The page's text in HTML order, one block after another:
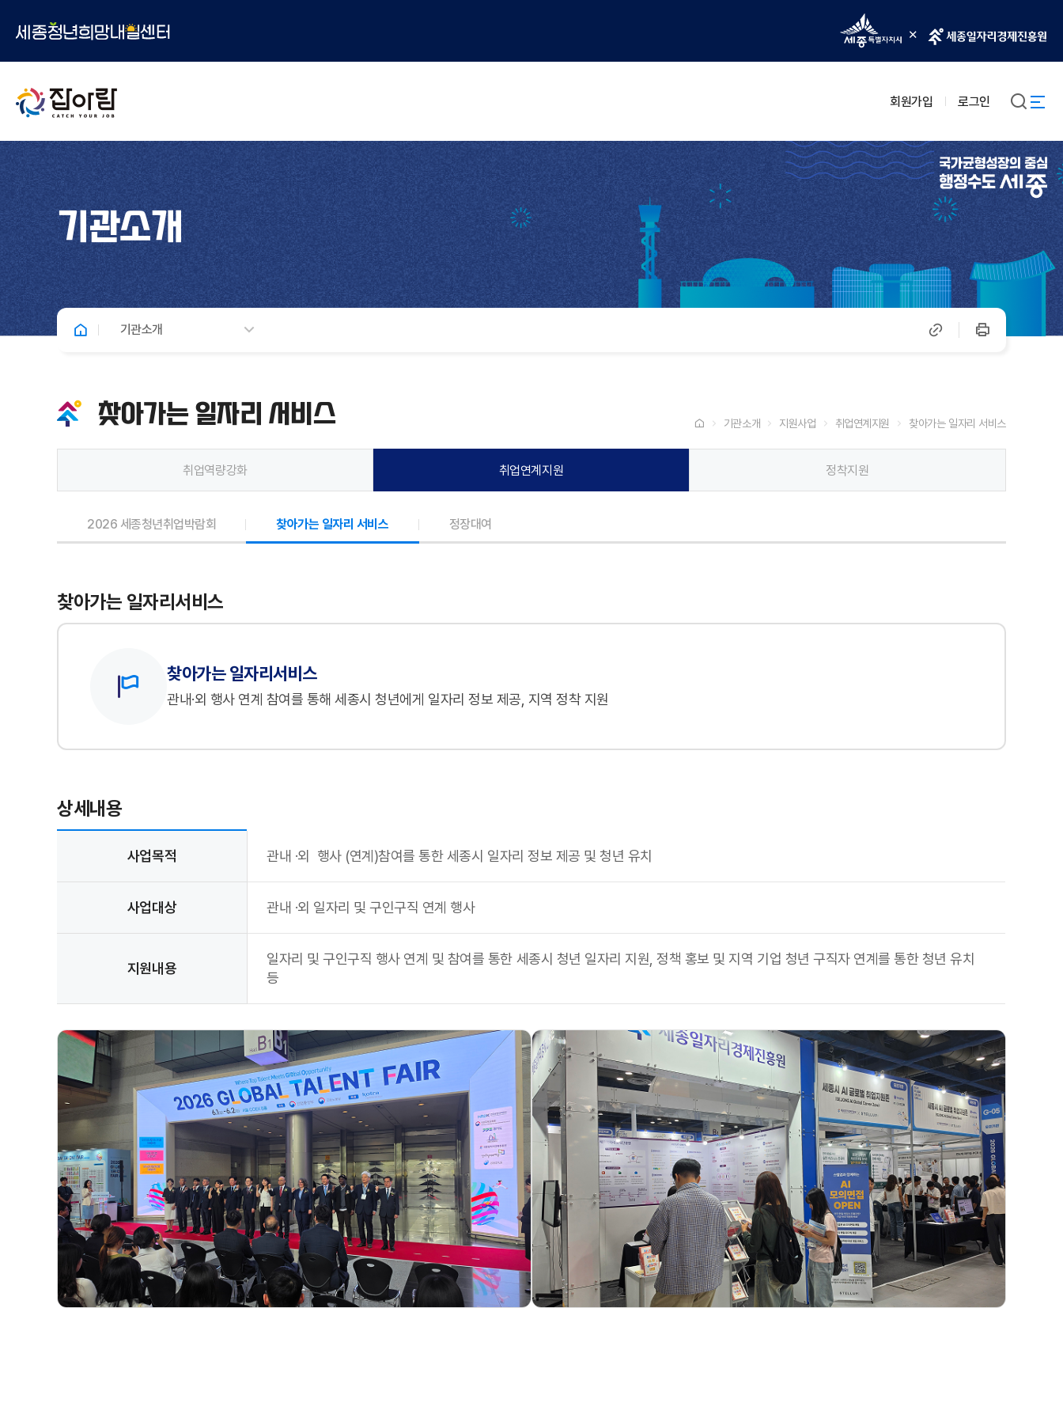
회원가입 로그인
기관소개
기관소개
찾아가는 일자리 서비스 기관소개 지원사업 취업연계지원 찾아가는 일자리 서비스
취업역량강화 취업연계지원 정착지원
2026 세종청년취업박람회 찾아가는 일자리 서비스 정장대여
찾아가는 일자리서비스
찾아가는 일자리서비스
관내·외 행사 연계 참여를 통해 세종시 청년에게 일자리 정보 제공, 지역 정착 지원
상세내용
사업목적 관내 ·외 행사 (연계)참여를 통한 세종시 일자리 정보 제공 및 청년 유치
사업대상 관내 ·외 일자리 및 구인구직 연계 행사
지원내용
일자리 및 구인구직 행사 연계 및 참여를 통한 세종시 청년 일자리 지원, 정책 홍보 및 지역 기업 청년 구직자 연계를 통한 청년 유치
등